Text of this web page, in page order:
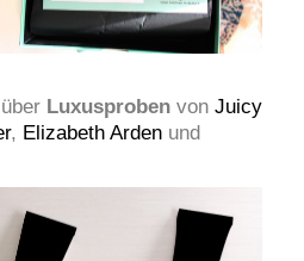
Luxusproben von Juicy
, Elizabeth Arden und